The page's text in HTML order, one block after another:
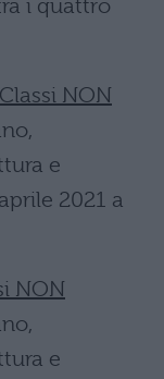
i quattro
Classi NON
e
2021 a
NON
e